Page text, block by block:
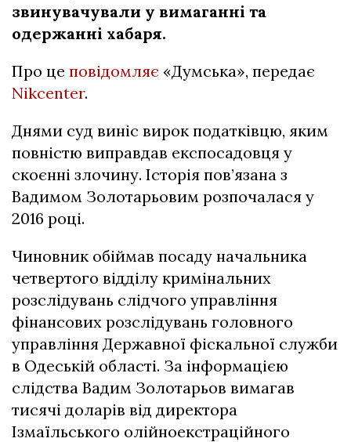
звинувачували у вимаганні та
одержанні хабаря.
Про це повідомляє «Думська», передає
Nikcenter.
Днями суд виніс вирок податківцю, яким
повністю виправдав експосадовця у
скоєнні злочину. Історія пов’язана з
Вадимом Золотарьовим розпочалася у
2016 році.
Чиновник обіймав посаду начальника
четвертого відділу кримінальних
розслідувань слідчого управління
фінансових розслідувань головного
управління Державної фіскальної служби
в Одеській області. За інформацією
слідства Вадим Золотарьов вимагав
тисячі доларів від директора
Ізмаїльського олійноекстраційного